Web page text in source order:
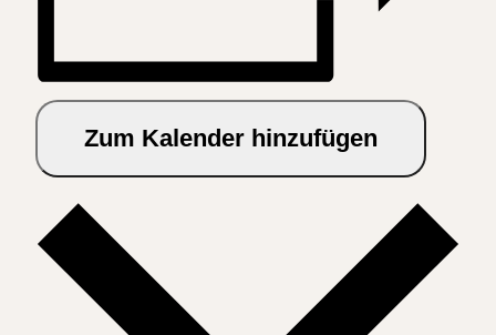
Zum Kalender hinzufügen